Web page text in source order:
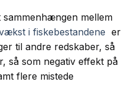
sammenhængen mellem
i fiskebestandene er
til andre redskaber, så
så som negativ effekt på
flere mistede